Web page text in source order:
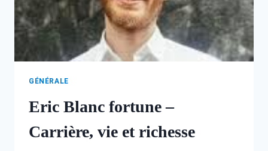
GÉNÉRALE
Eric Blanc fortune –
Carrière, vie et richesse